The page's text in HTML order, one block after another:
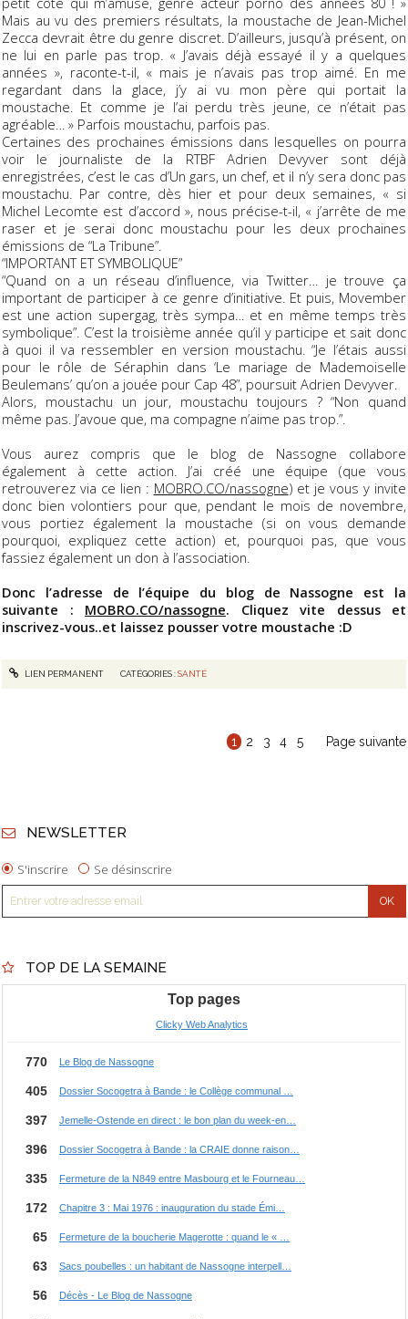
Mais au vu des premiers résultats, la moustache de Jean-Michel
Zecca devrait être du genre discret. D’ailleurs, jusqu’à présent, on
ne lui en parle pas trop. « J’avais déjà essayé il y a quelques
années », raconte-t-il, « mais je n’avais pas trop aimé. En me
regardant dans la glace, j’y ai vu mon père qui portait la
moustache. Et comme je l’ai perdu très jeune, ce n’était pas
agréable… » Parfois moustachu, parfois pas.
Certaines des prochaines émissions dans lesquelles on pourra
voir le journaliste de la RTBF Adrien Devyver sont déjà
enregistrées, c’est le cas d’Un gars, un chef, et il n’y sera donc pas
moustachu. Par contre, dès hier et pour deux semaines, « si
Michel Lecomte est d’accord », nous précise-t-il, « j’arrête de me
raser et je serai donc moustachu pour les deux prochaines
émissions de “La Tribune”.
“IMPORTANT ET SYMBOLIQUE”
“Quand on a un réseau d’influence, via Twitter… je trouve ça
important de participer à ce genre d’initiative. Et puis, Movember
est une action supergag, très sympa… et en même temps très
symbolique”. C’est la troisième année qu’il y participe et sait donc
à quoi il va ressembler en version moustachu. “Je l’étais aussi
pour le rôle de Séraphin dans ‘Le mariage de Mademoiselle
Beulemans’ qu’on a jouée pour Cap 48”, poursuit Adrien Devyver.
Alors, moustachu un jour, moustachu toujours ? “Non quand
même pas. J’avoue que, ma compagne n’aime pas trop.”.
Vous aurez compris que le blog de Nassogne collabore
également à cette action. J’ai créé une équipe (que vous
retrouverez via ce lien : MOBRO.CO/nassogne) et je vous y invite
donc bien volontiers pour que, pendant le mois de novembre,
vous portiez également la moustache (si on vous demande
pourquoi, expliquez cette action) et, pourquoi pas, que vous
fassiez également un don à l’association.
Donc l’adresse de l’équipe du blog de Nassogne est la
suivante : MOBRO.CO/nassogne. Cliquez vite dessus et
inscrivez-vous..et laissez pousser votre moustache :D
LIEN PERMANENT CATÉGORIES :SANTÉ
1 2 3 4 5 Page suivante
NEWSLETTER
S'inscrire Se désinscrire
TOP DE LA SEMAINE